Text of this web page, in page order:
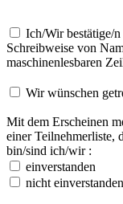
Ich/Wir bestätige/
Schreibweise von
maschinenlesbaren
Wir wünschen
Mit dem Erscheinen
einer Teilnehmerliste,
bin/sind ich/wir :
einverstanden
nicht einverstanden